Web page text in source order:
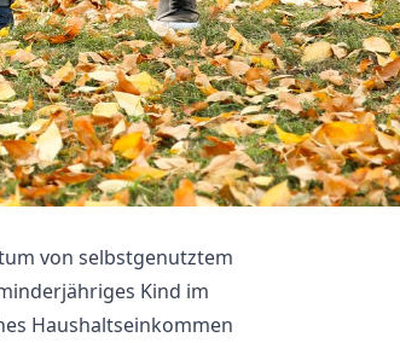
von selbstgenutztem
Kind im
Haushaltseinkommen